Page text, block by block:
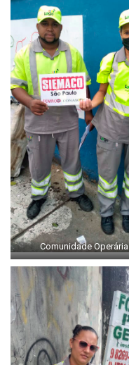
Comunidade Operária